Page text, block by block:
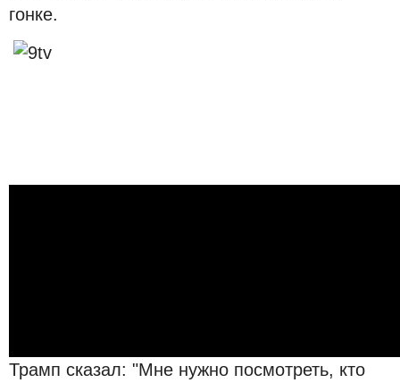
гонке.
Трамп сказал: "Мне нужно посмотреть, кто